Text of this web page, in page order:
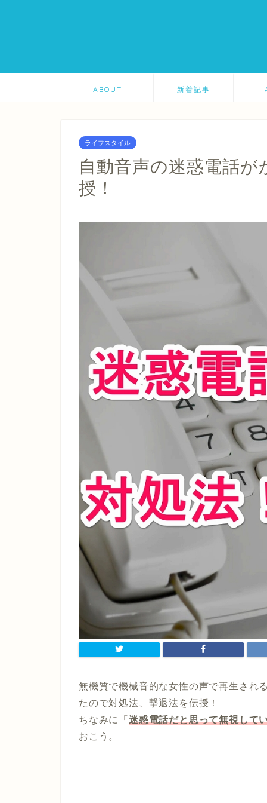
ABOUT 新着記事
ライフスタイル
自動音声の迷惑電話
授！
無機質で機械音的な女性の声で再生され
たので対処法、撃退法を伝授！
ちなみに「 迷惑電話だと思って無視して
おこう。